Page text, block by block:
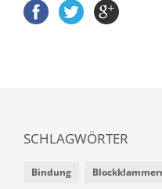
SCHLAGWÖRTER
Bindung